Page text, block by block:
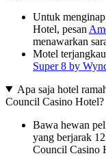
Untuk
Hotel, pesan
menawarkan
Motel
Super 8 by
Apa saja hotel
Council Casino Hotel?
Bawa hewan
yang berjarak
Council Casino